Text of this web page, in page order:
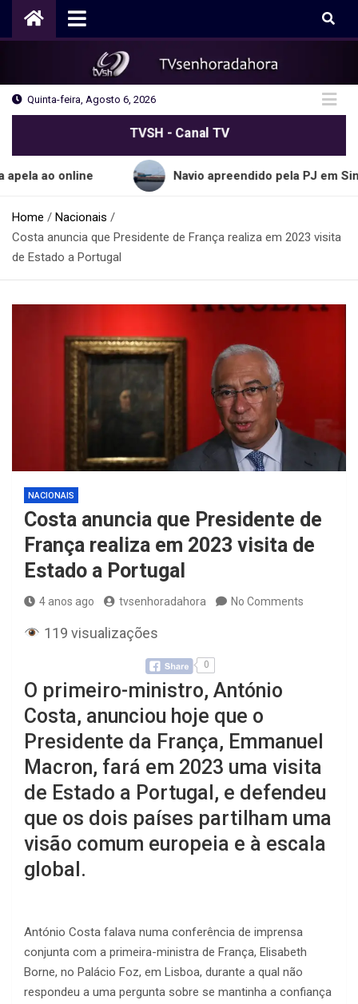
Quinta-feira, Agosto 6, 2026
TVSH - Canal TV
Navio apreendido pela PJ em Sines
Home
Nacionais
Costa anuncia que Presidente de França realiza em 2023 visita
de Estado a Portugal
NACIONAIS
Costa anuncia que Presidente de
França realiza em 2023 visita de
Estado a Portugal
4 anos ago tvsenhoradahora No Comments
119 visualizações
0
O primeiro-ministro, António
Costa, anunciou hoje que o
Presidente da França, Emmanuel
Macron, fará em 2023 uma visita
de Estado a Portugal, e defendeu
que os dois países partilham uma
visão comum europeia e à escala
global.
António Costa falava numa conferência de imprensa
conjunta com a primeira-ministra de França, Elisabeth
Borne, no Palácio Foz, em Lisboa, durante a qual não
respondeu a uma pergunta sobre se mantinha a confiança